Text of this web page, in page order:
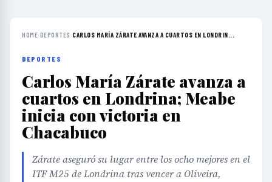
HOME›DEPORTES ›CARLOS MARÍA ZÁRATE AVANZA A CUARTOS EN LONDRIN...
DEPORTES
Carlos María Zárate avanza a
cuartos en Londrina; Meabe
inicia con victoria en
Chacabuco
Zárate aseguró su lugar entre los ocho mejores en el
ITF M25 de Londrina tras vencer a Oliveira,